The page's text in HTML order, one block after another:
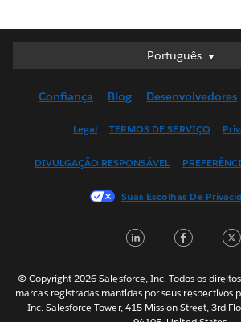
Português
Português
English (UK)
Français (Canada)
日本語
Nederlands
Svenska
Confiança Blog Desenvolvedores
Legal TERMOS DE SERVIÇO
DIVULGAÇÃO RESPONSÁVEL
Suas Escolhas De
LinkedIn
© Copyright 2026 Salesforce, Inc. Todos os
marcas registradas mantidas por seus respectivos
Inc. Salesforce Tower, 415 Mission Street, 3rd